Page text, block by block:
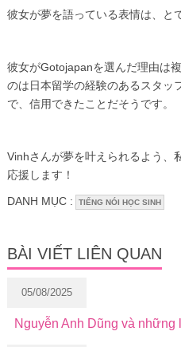
彼女が夢を語っている表情は、と
彼女がGotojapanを選んだ理由は
のは日本留学の経験のあるスタッ
で、信用できたことだそうです。
Vinhさんが夢を叶えられるよう、
応援します！
DANH MỤC : TIẾNG NÓI HỌC SINH
BÀI VIẾT LIÊN QUAN
05/08/2025
Nguyễn Anh Dũng và những